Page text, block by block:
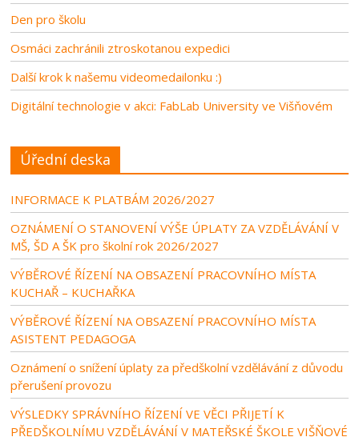
Den pro školu
Osmáci zachránili ztroskotanou expedici
Další krok k našemu videomedailonku :)
Digitální technologie v akci: FabLab University ve Višňovém
Úřední deska
INFORMACE K PLATBÁM 2026/2027
OZNÁMENÍ O STANOVENÍ VÝŠE ÚPLATY ZA VZDĚLÁVÁNÍ V
MŠ, ŠD A ŠK pro školní rok 2026/2027
VÝBĚROVÉ ŘÍZENÍ NA OBSAZENÍ PRACOVNÍHO MÍSTA
KUCHAŘ – KUCHAŘKA
VÝBĚROVÉ ŘÍZENÍ NA OBSAZENÍ PRACOVNÍHO MÍSTA
ASISTENT PEDAGOGA
Oznámení o snížení úplaty za předškolní vzdělávání z důvodu
přerušení provozu
VÝSLEDKY SPRÁVNÍHO ŘÍZENÍ VE VĚCI PŘIJETÍ K
PŘEDŠKOLNÍMU VZDĚLÁVÁNÍ V MATEŘSKÉ ŠKOLE VIŠŇOVÉ